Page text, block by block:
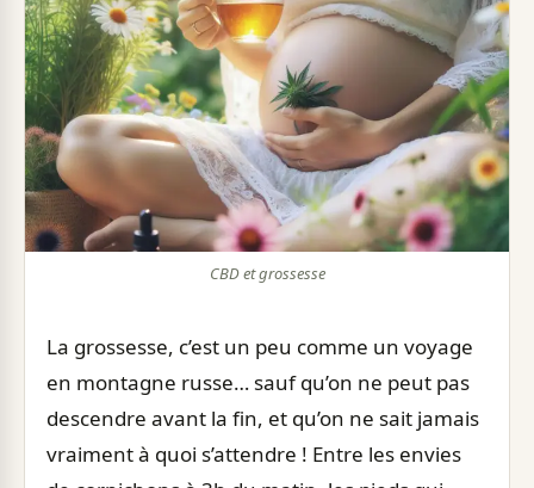
CBD et grossesse
La grossesse, c’est un peu comme un voyage
en montagne russe… sauf qu’on ne peut pas
descendre avant la fin, et qu’on ne sait jamais
vraiment à quoi s’attendre ! Entre les envies